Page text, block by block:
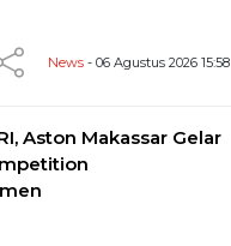
News - 06 Agustus 2026 15:58
Aston Makassar Gelar